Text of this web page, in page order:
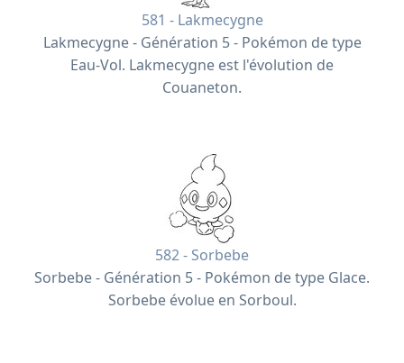
581 - Lakmecygne
Lakmecygne - Génération 5 - Pokémon de type
Eau-Vol. Lakmecygne est l'évolution de
Couaneton.
582 - Sorbebe
Sorbebe - Génération 5 - Pokémon de type Glace.
Sorbebe évolue en Sorboul.